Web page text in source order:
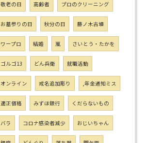
敬老の日 高齢者 プロのクリーニング
お墓参りの日 秋分の日 藤ノ木古墳
ワープロ 結婚 嵐 さいとう・たかを
ゴルゴ13 どん兵衛 就職活動
オンライン 戒名追加彫り ,年金通知ミス
適正価格 みずほ銀行 くだらないもの
バラ コロナ感染者減少 おじいちゃん